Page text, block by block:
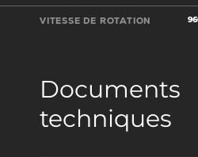
Documents
techniques
VITESSE DE ROTATION